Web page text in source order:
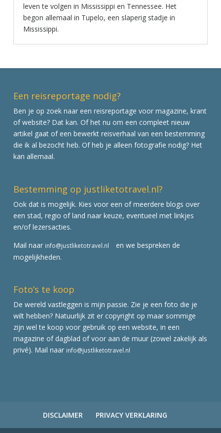
leven te volgen in Mississippi en Tennessee. Het
begon allemaal in Tupelo, een slaperig stadje in
Mississippi.
Een reisreportage nodig?
Ben je op zoek naar een reisreportage voor magazine, krant
of website? Dat kan. Of het nu om een compleet nieuw
artikel gaat of een bewerkt reisverhaal van een bestemming
die ik al bezocht heb. Of heb je alleen fotografie nodig? Het
kan allemaal.
Bestemming op justliketotravel.nl?
Ook dat is mogelijk. Kies voor een of meerdere blogs over
een stad, regio of land naar keuze, eventueel met linkjes
en/of lezersacties.
Mail naar info@justliketotravel.nl
en we bespreken de
mogelijkheden.
Foto’s te koop
De wereld vastleggen is mijn passie. Zie je een foto die je
wilt hebben? Natuurlijk zit er copyright op maar sommige
zijn wel te koop voor gebruik op een website, in een
magazine of dagblad of voor aan de muur (zowel zakelijk als
privé). Mail naar info@justliketotravel.nl
DISCLAIMER PRIVACY VERKLARING